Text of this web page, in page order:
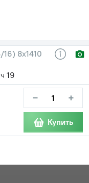
8х1410
19
− +
Купить